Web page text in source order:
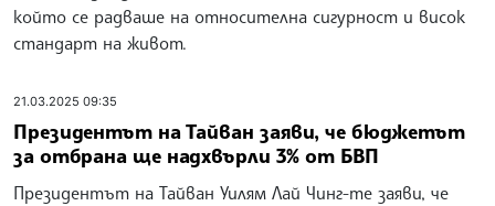
който се радваше на относителна сигурност и висок
стандарт на живот.
21.03.2025 09:35
Президентът на Тайван заяви, че бюджетът
за отбрана ще надхвърли 3% от БВП
Президентът на Тайван Уилям Лай Чинг-те заяви, че